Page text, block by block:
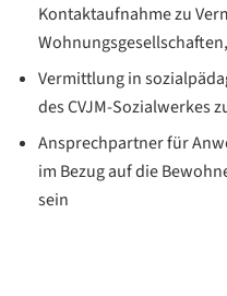
Kontaktaufnahme zu
Vermittlung in
des CVJM-Sozialwerkes
Ansprechpartner für
im Bezug auf die
sein